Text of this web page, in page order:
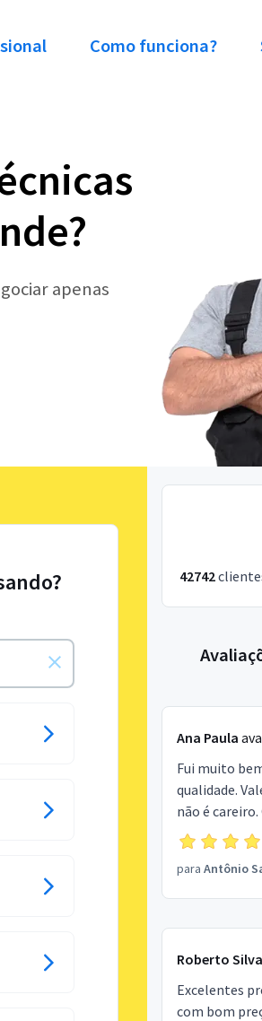
Como funciona?
apenas
42742
Ana Paula
Fui muito
qualidade.
não é
para Antônio
Roberto Silva
Excelentes
com bom